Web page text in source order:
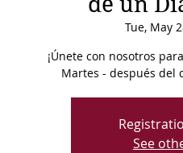
Tue, May
¡Únete con nosotros
Martes - después del
See